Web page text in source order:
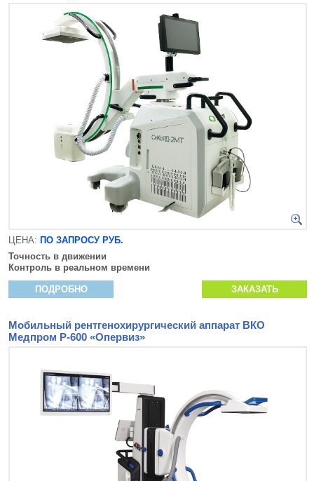
ЦЕНА: ПО ЗАПРОСУ РУБ.
Точность в движении
Контроль в реальном времени
ПОДРОБНО ЗАКАЗАТЬ
Мобильный рентгенохирургический аппарат ВКО
Медпром Р-600 «Опервиз»